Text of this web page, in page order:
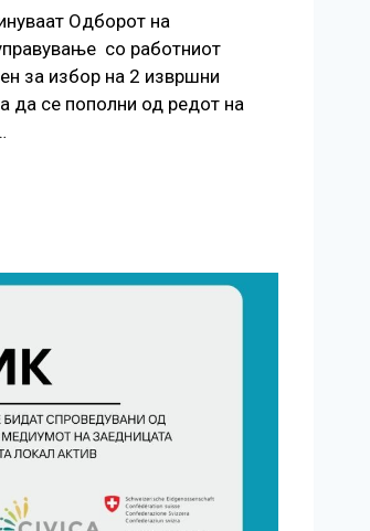
Одборот на
со работниот
за избор на 2 извршни
да се пополни од редот на